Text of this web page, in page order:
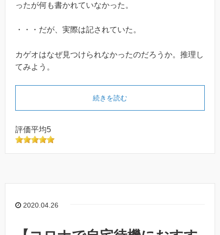
ったが何も書かれていなかった。
・・・だが、実際は記されていた。
カゲオはなぜ見つけられなかったのだろうか。推理し
てみよう。
続きを読む
評価平均5
2020.04.26